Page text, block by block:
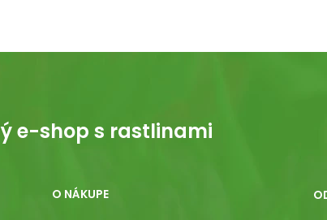
e-shop s rastlinami
O NÁKUPE